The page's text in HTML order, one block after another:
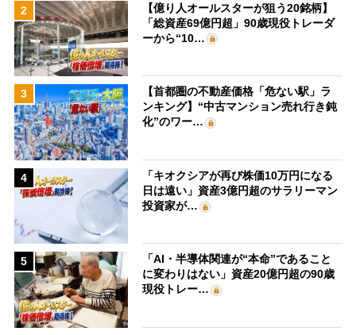
2
【億り人オールスターが狙う20銘柄】
「総資産69億円超」90歳現役トレーダ
ーから“10…
3
【首都圏の不動産価格「危ない駅」ラ
ンキング】“中古マンション売れ行き鈍
化”のワー…
4
「キオクシアが再び株価10万円になる
日は遠い」資産3億円超のサラリーマン
投資家が…
5
「AI・半導体関連が“本命”であること
に変わりはない」資産20億円超の90歳
現役トレー…